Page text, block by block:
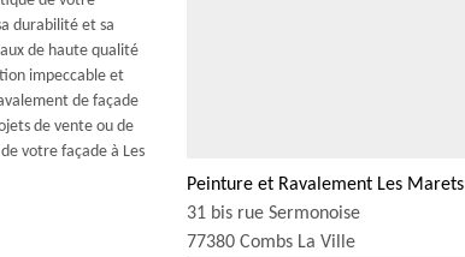
durabilité et sa
de haute qualité
impeccable et
de façade
de vente ou de
votre façade à Les
Peinture et Ravalement Les Marets
31 bis rue Sermonoise
77380 Combs La Ville